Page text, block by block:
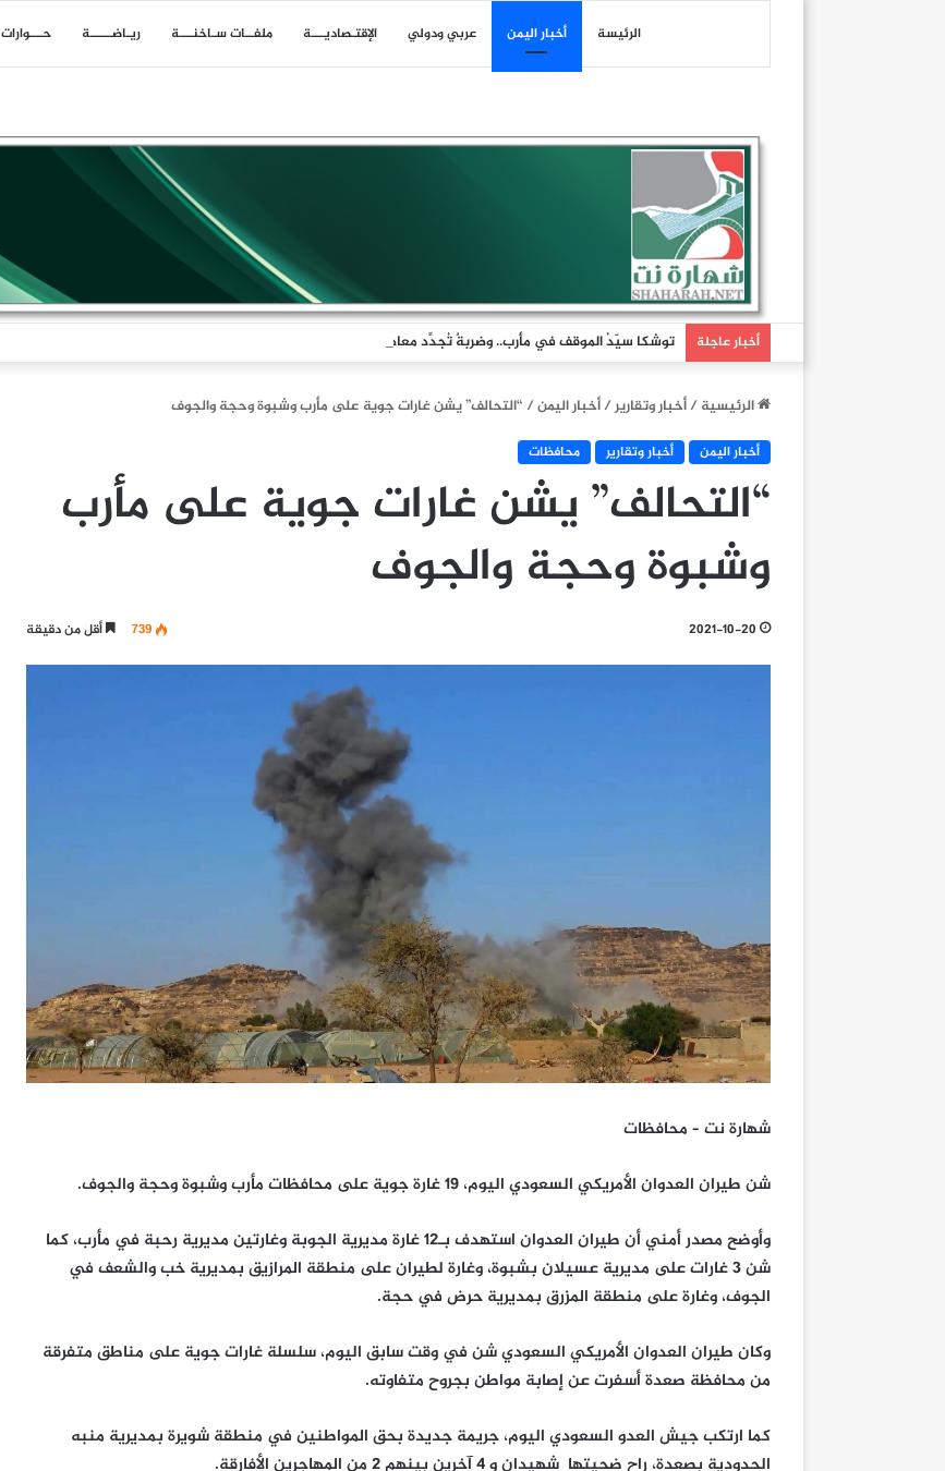
الرئيسة أخبار اليمن عربي ودولي اﻹقتـصاديـــة ملفــات سـاخنـــة ريـاضـــــة حـــوارات
أخبار عاجلة توشكا سيّدُ الموقف في مأرب.. وضربةٌ تُجدِّد معادلةَ الردع
الرئيسية/أخبار وتقارير/أخبار اليمن/ “التحالف” يشن غارات جوية على مأرب وشبوة وحجة والجوف
أخبار اليمن أخبار وتقارير محافظات
“التحالف” يشن غارات جوية على مأرب
وشبوة وحجة والجوف
2021-10-20
739 أقل من دقيقة
شهارة نت – محافظات
شن طيران العدوان الأمريكي السعودي اليوم، 19 غارة جوية على محافظات مأرب وشبوة وحجة والجوف.
وأوضح مصدر أمني أن طيران العدوان استهدف بـ12 غارة مديرية الجوبة وغارتين مديرية رحبة في مأرب، كما
شن 3 غارات على مديرية عسيلان بشبوة، وغارة لطيران على منطقة المرازيق بمديرية خب والشعف في
الجوف، وغارة على منطقة المزرق بمديرية حرض في حجة.
وكان طيران العدوان الأمريكي السعودي شن في وقت سابق اليوم، سلسلة غارات جوية على مناطق متفرقة
من محافظة صعدة أسفرت عن إصابة مواطن بجروح متفاوته.
كما ارتكب جيش العدو السعودي اليوم، جريمة جديدة بحق المواطنين في منطقة شويرة بمديرية منبه
الحدودية بصعدة، راح ضحيتها شهيدان و 4 آخرين بينهم 2 من المهاجرين الأفارقة.